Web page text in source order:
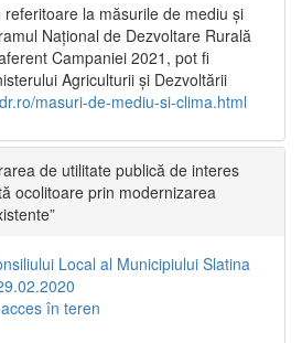
la măsurile de mediu și
Național de Dezvoltare Rurală
Campaniei 2021, pot fi
Agriculturii și Dezvoltării
masuri-de-mediu-si-clima.html
de utilitate publică de interes
ocolitoare prin modernizarea
Local al Municipiului Slatina
în teren